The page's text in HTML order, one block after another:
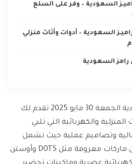
السعودية – وفر على السلع
السعودية – أدوات وأثاث منزلي
السعودية
عروض أسواق رامز السعودية الجمعة 30 مايو 2025 تقدم لك
والكهربائية التي تلبي
عالية وتصاميم عملية حيث تشمل
مراوح الطاولة والعمود من ماركات معروفة مثل DOTS وأوستن